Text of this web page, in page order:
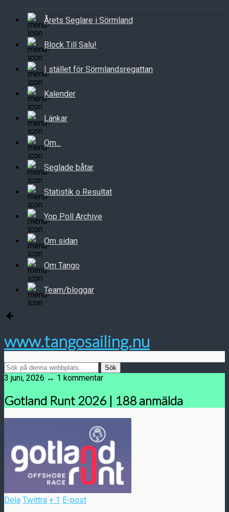
Årets Seglare i Sörmland
Block Till Salu!
I stället för Sörmlandsregattan
Kalender
Länkar
Om...
Seglade båtar
Statistik o Resultat
Yop Poll Archive
Om sidan
Om Tango
Team/bloggar
www.tangosailing.nu
3 juni, 2026 ↔ 1 kommentar
Gotland Runt 2026 | 188 anmälda
Dela Twittra + 1 E-post